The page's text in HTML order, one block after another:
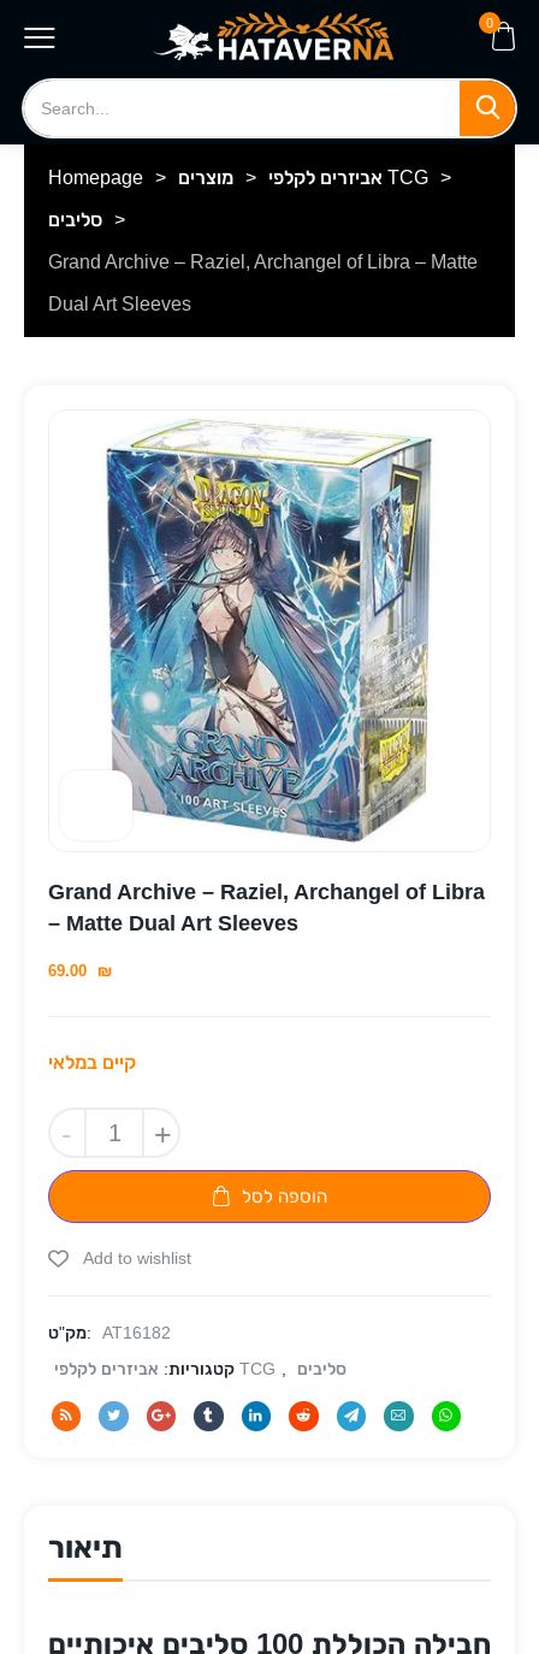
0
Homepage > מוצרים > אביזרים לקלפי TCG >
סליבים >
Grand Archive – Raziel, Archangel of Libra – Matte
Dual Art Sleeves
Grand Archive – Raziel, Archangel of Libra
– Matte Dual Art Sleeves
69.00 ₪
קיים במלאי
- +
הוספה לסל
Add to wishlist
מק"ט:
AT16182
קטגוריות: אביזרים לקלפי TCG סליבים
תיאור
חבילה הכוללת 100 סליבים איכותיים